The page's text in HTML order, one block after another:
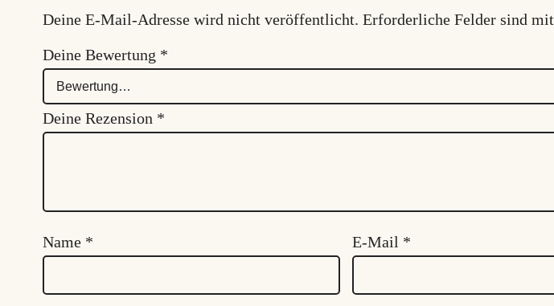
Deine E-Mail-Adresse wird nicht veröffentlicht. Erforderliche Felder sind mit
Deine Bewertung *
Deine Rezension *
Name * E-Mail *